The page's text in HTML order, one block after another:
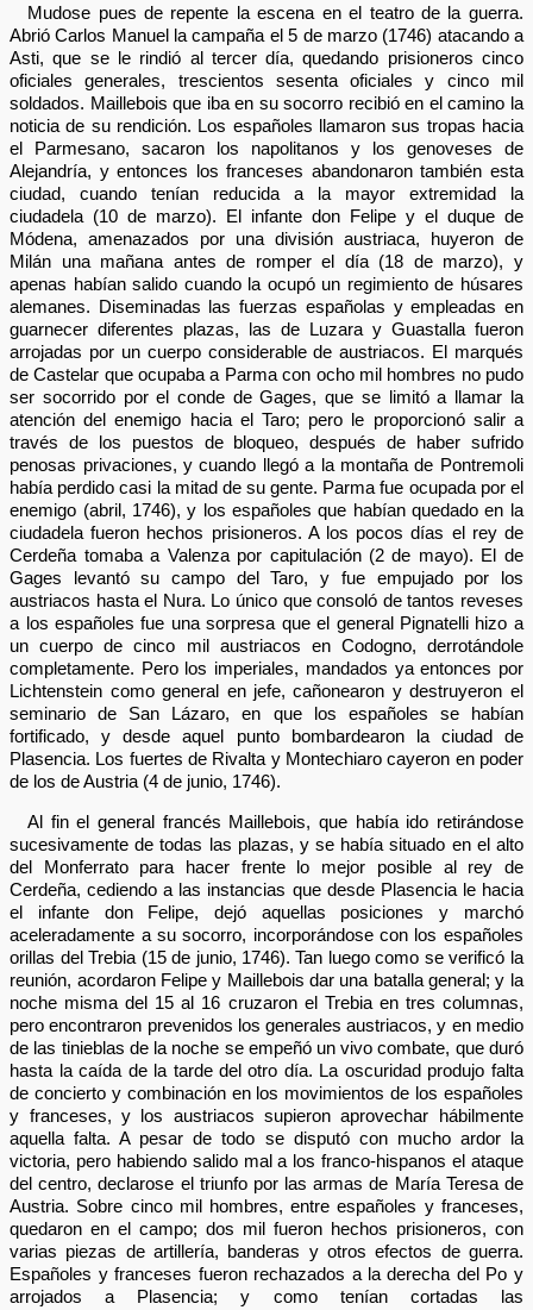
Mudose pues de repente la escena en el teatro de la guerra.
Abrió Carlos Manuel la campaña el 5 de marzo (1746) atacando a
Asti, que se le rindió al tercer día, quedando prisioneros cinco
oficiales generales, trescientos sesenta oficiales y cinco mil
soldados. Maillebois que iba en su socorro recibió en el camino la
noticia de su rendición. Los españoles llamaron sus tropas hacia
el Parmesano, sacaron los napolitanos y los genoveses de
Alejandría, y entonces los franceses abandonaron también esta
ciudad, cuando tenían reducida a la mayor extremidad la
ciudadela (10 de marzo). El infante don Felipe y el duque de
Módena, amenazados por una división austriaca, huyeron de
Milán una mañana antes de romper el día (18 de marzo), y
apenas habían salido cuando la ocupó un regimiento de húsares
alemanes. Diseminadas las fuerzas españolas y empleadas en
guarnecer diferentes plazas, las de Luzara y Guastalla fueron
arrojadas por un cuerpo considerable de austriacos. El marqués
de Castelar que ocupaba a Parma con ocho mil hombres no pudo
ser socorrido por el conde de Gages, que se limitó a llamar la
atención del enemigo hacia el Taro; pero le proporcionó salir a
través de los puestos de bloqueo, después de haber sufrido
penosas privaciones, y cuando llegó a la montaña de Pontremoli
había perdido casi la mitad de su gente. Parma fue ocupada por el
enemigo (abril, 1746), y los españoles que habían quedado en la
ciudadela fueron hechos prisioneros. A los pocos días el rey de
Cerdeña tomaba a Valenza por capitulación (2 de mayo). El de
Gages levantó su campo del Taro, y fue empujado por los
austriacos hasta el Nura. Lo único que consoló de tantos reveses
a los españoles fue una sorpresa que el general Pignatelli hizo a
un cuerpo de cinco mil austriacos en Codogno, derrotándole
completamente. Pero los imperiales, mandados ya entonces por
Lichtenstein como general en jefe, cañonearon y destruyeron el
seminario de San Lázaro, en que los españoles se habían
fortificado, y desde aquel punto bombardearon la ciudad de
Plasencia. Los fuertes de Rivalta y Montechiaro cayeron en poder
de los de Austria (4 de junio, 1746).
Al fin el general francés Maillebois, que había ido retirándose
sucesivamente de todas las plazas, y se había situado en el alto
del Monferrato para hacer frente lo mejor posible al rey de
Cerdeña, cediendo a las instancias que desde Plasencia le hacia
el infante don Felipe, dejó aquellas posiciones y marchó
aceleradamente a su socorro, incorporándose con los españoles
orillas del Trebia (15 de junio, 1746). Tan luego como se verificó la
reunión, acordaron Felipe y Maillebois dar una batalla general; y la
noche misma del 15 al 16 cruzaron el Trebia en tres columnas,
pero encontraron prevenidos los generales austriacos, y en medio
de las tinieblas de la noche se empeñó un vivo combate, que duró
hasta la caída de la tarde del otro día. La oscuridad produjo falta
de concierto y combinación en los movimientos de los españoles
y franceses, y los austriacos supieron aprovechar hábilmente
aquella falta. A pesar de todo se disputó con mucho ardor la
victoria, pero habiendo salido mal a los franco-hispanos el ataque
del centro, declarose el triunfo por las armas de María Teresa de
Austria. Sobre cinco mil hombres, entre españoles y franceses,
quedaron en el campo; dos mil fueron hechos prisioneros, con
varias piezas de artillería, banderas y otros efectos de guerra.
Españoles y franceses fueron rechazados a la derecha del Po y
arrojados a Plasencia; y como tenían cortadas las